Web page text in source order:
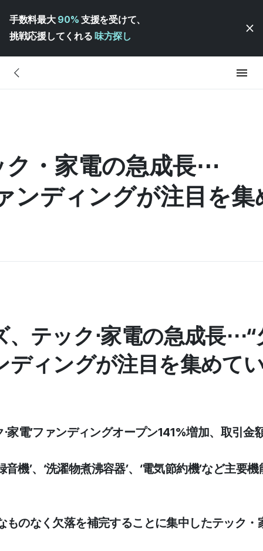
手数料最大 90% 支援を受けて、
挑戦応援してくれる 味方探し
・家電の急成長⋯
ンディングが注目を集
、テック⋅家電の急成長⋯“
ディングが注目を集めて
⋅家電’ファンディングオープン141%増加、取引金
機’、‘洗濯物煮沸容器’、‘電気節約機’など主要
ものなく欠落を補完することに集中したテック・